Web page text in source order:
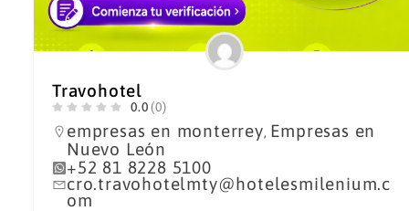
Travohotel
0.0 (0)
empresas en monterrey, Empresas en
Nuevo León
+52 81 8228 5100
cro.travohotelmty@hotelesmilenium.c
om